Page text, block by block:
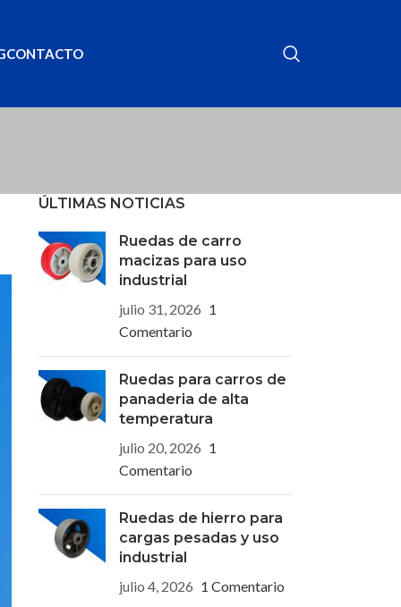
CONTACTO
ÚLTIMAS NOTICIAS
Ruedas de carro
macizas para uso
industrial
julio 31, 2026 1
Comentario
Ruedas para carros de
panaderia de alta
temperatura
julio 20, 2026 1
Comentario
Ruedas de hierro para
cargas pesadas y uso
industrial
julio 4, 2026 1 Comentario